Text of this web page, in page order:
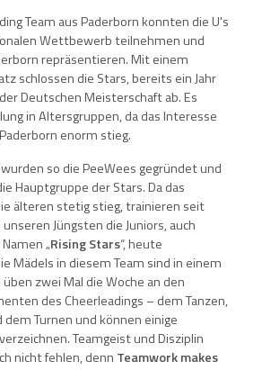
Team aus Paderborn konnten die U's
Wettbewerb teilnehmen und
repräsentieren. Mit einem
schlossen die Stars, bereits ein Jahr
Deutschen Meisterschaft ab. Es
in Altersgruppen, da das Interesse
enorm stieg.
so die PeeWees gegründet und
Hauptgruppe der Stars. Da das
älteren stetig stieg, trainieren seit
Jüngsten die Juniors, auch
„Rising Stars“, heute
Mädels in diesem Team sind in einem
zwei Mal die Woche an den
des Cheerleadings – dem Tanzen,
Turnen und können einige
Teamgeist und Disziplin
nicht fehlen, denn Teamwork makes